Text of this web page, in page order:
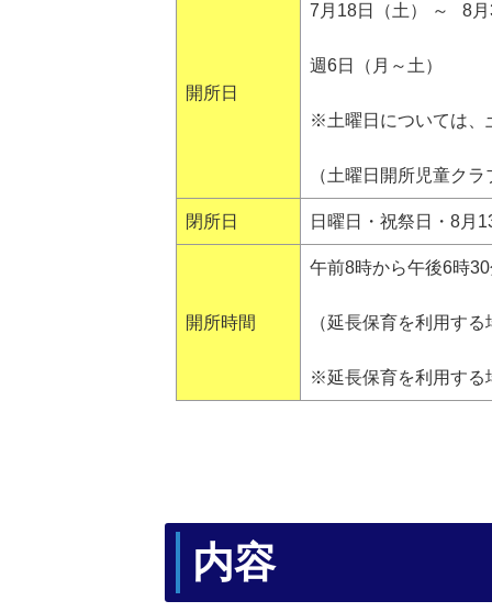
開所日
7月18日（土） ～ 8
週6日（月～土）
※土曜日については、
（土曜日開所児童ク
閉所日 日曜日・祝祭日・8月
開所時間
午前8時から午後6時
（延長保育を利用す
※延長保育を利用する
内容